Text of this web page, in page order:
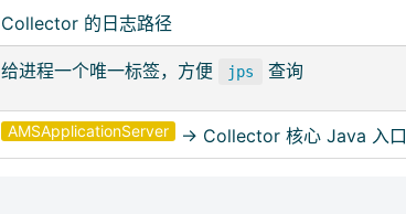
Collector 的日志路径
给进程一个唯一标签，方便 jps 查询
AMSApplicationServer → Collector 核心 Java 入口